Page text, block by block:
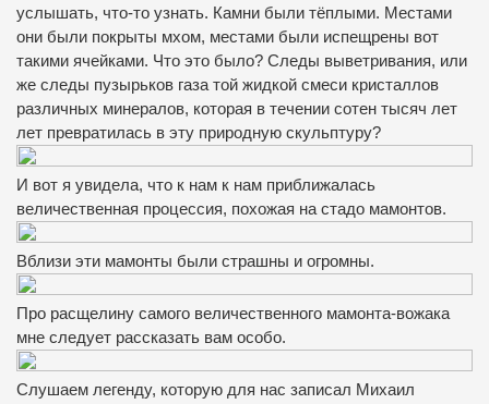
услышать, что-то узнать. Камни были тёплыми. Местами
они были покрыты мхом, местами были испещрены вот
такими ячейками. Что это было? Следы выветривания, или
же следы пузырьков газа той жидкой смеси кристаллов
различных минералов, которая в течении сотен тысяч лет
лет превратилась в эту природную скульптуру?
И вот я увидела, что к нам к нам приближалась
величественная процессия, похожая на стадо мамонтов.
Вблизи эти мамонты были страшны и огромны.
Про расщелину самого величественного мамонта-вожака
мне следует рассказать вам особо.
Слушаем легенду, которую для нас записал Михаил